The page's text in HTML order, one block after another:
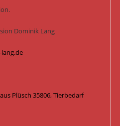
Dominik Lang
Plüsch 35806, Tierbedarf